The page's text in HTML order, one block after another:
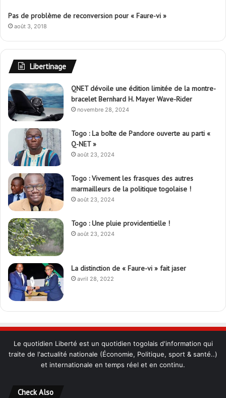
Pas de problème de reconversion pour « Faure-vi »
août 3, 2018
Libertinage
QNET dévoile une édition limitée de la montre-
bracelet Bernhard H. Mayer Wave-Rider
novembre 28, 2024
Togo : La boîte de Pandore ouverte au parti «
Q-NET »
août 23, 2024
Togo : Vivement les frasques des autres
marmailleurs de la politique togolaise !
août 23, 2024
Togo : Une pluie providentielle !
août 23, 2024
La distinction de « Faure-vi » fait jaser
avril 28, 2022
Le quotidien Liberté est un quotidien togolais d'information qui
traite de l'actualité nationale (Économie, Politique, sport & santé..)
et internationale en temps réel et en continu.
Check Also